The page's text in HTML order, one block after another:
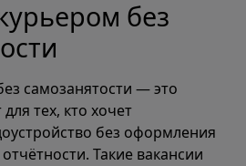
без
самозанятости — это
тех, кто хочет
без оформления
Такие вакансии